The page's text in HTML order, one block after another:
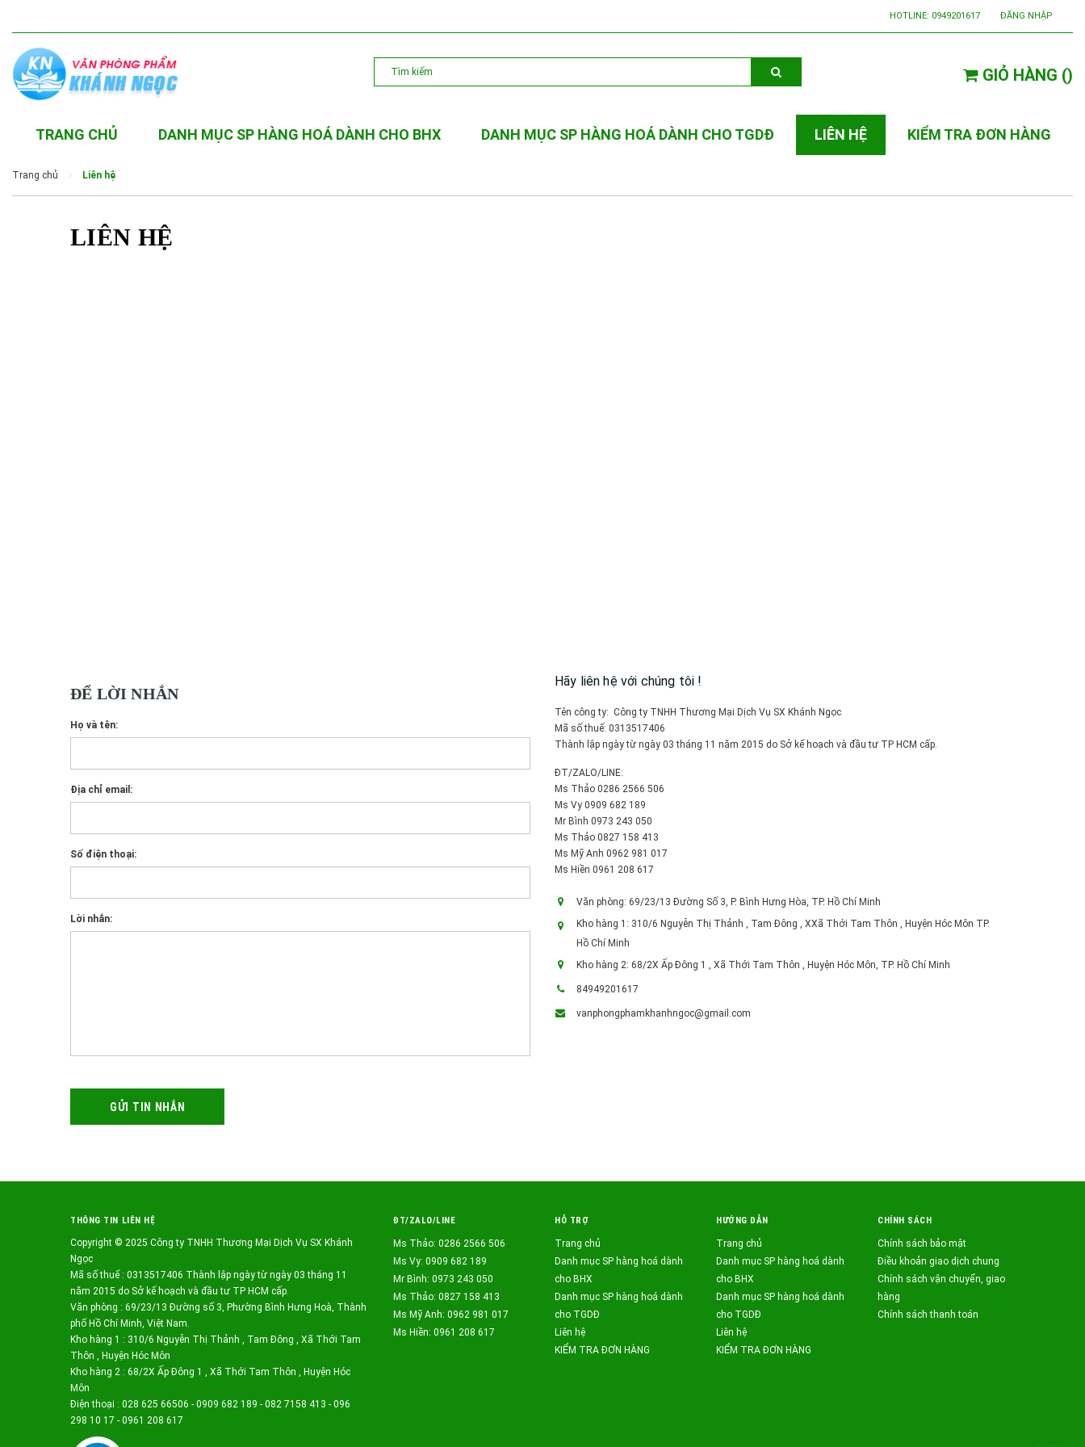
HOTLINE: 0949201617 ĐĂNG NHẬP
GIỎ HÀNG ()
TRANG CHỦ DANH MỤC SP HÀNG HOÁ DÀNH CHO BHX DANH MỤC SP HÀNG HOÁ DÀNH CHO TGDĐ LIÊN HỆ KIỂM TRA ĐƠN HÀNG
Trang chủ Liên hệ
LIÊN HỆ
ĐỂ LỜI NHẮN
Họ và tên:
Địa chỉ email:
Số điện thoại:
Lời nhắn:
GỬI TIN NHẮN
Hãy liên hệ với chúng tôi !
Tên công ty: Công ty TNHH Thương Mại Dịch Vụ SX Khánh Ngọc
Mã số thuế: 0313517406
Thành lập ngày từ ngày 03 tháng 11 năm 2015 do Sở kế hoạch và đầu tư TP HCM cấp.
ĐT/ZALO/LINE:
Ms Thảo 0286 2566 506
Ms Vy 0909 682 189
Mr Bình 0973 243 050
Ms Thảo 0827 158 413
Ms Mỹ Anh 0962 981 017
Ms Hiền 0961 208 617
Văn phòng: 69/23/13 Đường Số 3, P. Bình Hưng Hòa, TP. Hồ Chí Minh
Kho hàng 1: 310/6 Nguyễn Thị Thảnh , Tam Đông , XXã Thới Tam Thôn , Huyện Hóc Môn TP.
Hồ Chí Minh
Kho hàng 2: 68/2X Ấp Đông 1 , Xã Thới Tam Thôn , Huyện Hóc Môn, TP. Hồ Chí Minh
84949201617
vanphongphamkhanhngoc@gmail.com
THÔNG TIN LIÊN HỆ
Copyright © 2025 Công ty TNHH Thương Mại Dịch Vụ SX Khánh
Ngọc
Mã số thuế : 0313517406 Thành lập ngày từ ngày 03 tháng 11
năm 2015 do Sở kế hoạch và đầu tư TP HCM cấp.
Văn phòng : 69/23/13 Đường số 3, Phường Bình Hưng Hoà, Thành
phố Hồ Chí Minh, Việt Nam.
Kho hàng 1 : 310/6 Nguyễn Thị Thảnh , Tam Đông , Xã Thới Tam
Thôn , Huyện Hóc Môn
Kho hàng 2 : 68/2X Ấp Đông 1 , Xã Thới Tam Thôn , Huyện Hóc
Môn
Điện thoại : 028 625 66506 - 0909 682 189 - 082 7158 413 - 096
298 10 17 - 0961 208 617
ĐT/ZALO/LINE
Ms Thảo: 0286 2566 506
Ms Vy: 0909 682 189
Mr Bình: 0973 243 050
Ms Thảo: 0827 158 413
Ms Mỹ Anh: 0962 981 017
Ms Hiền: 0961 208 617
HỖ TRỢ
Trang chủ
Danh mục SP hàng hoá dành
cho BHX
Danh mục SP hàng hoá dành
cho TGDĐ
Liên hệ
KIỂM TRA ĐƠN HÀNG
HƯỚNG DẪN
Trang chủ
Danh mục SP hàng hoá dành
cho BHX
Danh mục SP hàng hoá dành
cho TGDĐ
Liên hệ
KIỂM TRA ĐƠN HÀNG
CHÍNH SÁCH
Chính sách bảo mật
Điều khoản giao dịch chung
Chính sách vận chuyển, giao
hàng
Chính sách thanh toán